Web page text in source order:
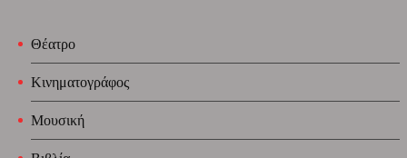
Θέατρο
Κινηματογράφος
Μουσική